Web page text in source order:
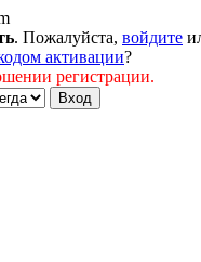
. Пожалуйста, войдите
активации?
регистрации.